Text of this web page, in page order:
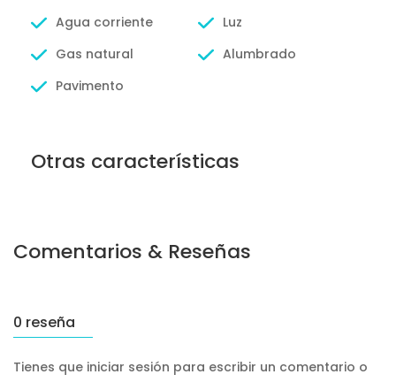
Agua corriente
Luz
Gas natural
Alumbrado
Pavimento
Otras características
Comentarios & Reseñas
0 reseña
Tienes que iniciar sesión para escribir un comentario o